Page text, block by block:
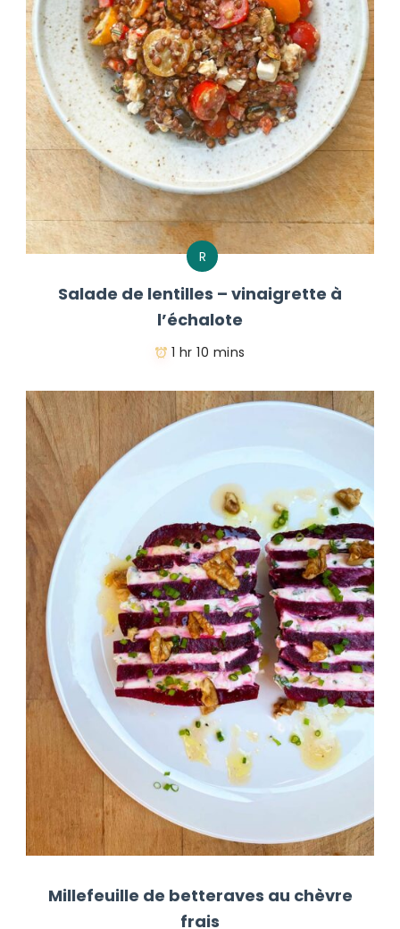
R
Salade de lentilles – vinaigrette à
l’échalote
1 hr 10 mins
Millefeuille de betteraves au chèvre
frais